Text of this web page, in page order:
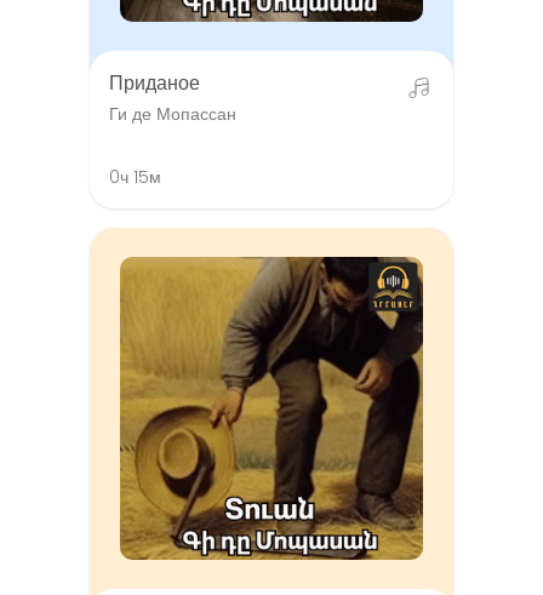
Приданое
Ги де Мопассан
0ч 15м